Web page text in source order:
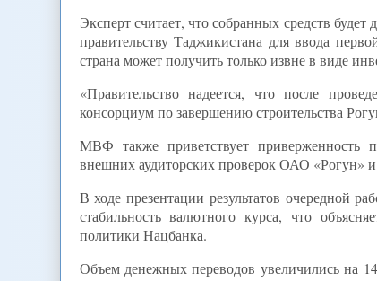
Эксперт считает, что собранных средств
правительству Таджикистана для ввода
страна может получить только извне в виде
«Правительство надеется, что после
консорциум по завершению строительства
МВФ также приветствует приверженность
внешних аудиторских проверок ОАО «Рогун» и
В ходе презентации результатов очередной
стабильность валютного курса, что
политики Нацбанка.
Объем денежных переводов увеличились на